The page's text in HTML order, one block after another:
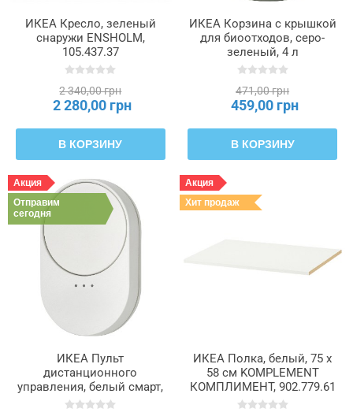
ИКЕА Кресло, зеленый
снаружи ENSHOLM,
105.437.37
2 340,00 грн
2 280,00 грн
В КОРЗИНУ
ИКЕА Корзина с крышкой
для биоотходов, серо-
зеленый, 4 л
FARMARKVAST, 905.670.03
471,00 грн
459,00 грн
В КОРЗИНУ
Акция
Отправим
сегодня
ИКЕА Пульт
дистанционного
управления, белый смарт,
крутилка прокрутки
Акция
Хит продаж
ИКЕА Полка, белый, 75 x
58 см KOMPLEMENT
КОМПЛИМЕНТ, 902.779.61